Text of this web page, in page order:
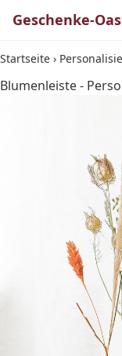
Geschenke-
Startseite ›
Blumenleiste -